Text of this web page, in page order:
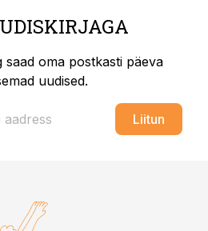
saad oma postkasti päeva
uudised.
Liitun